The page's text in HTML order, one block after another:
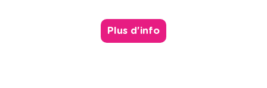
Plus d'info